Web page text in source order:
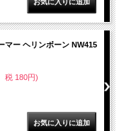
マー ヘリンボーン NW415
税 180円)